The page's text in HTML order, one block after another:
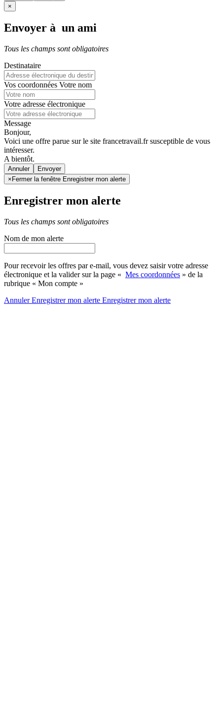
×
Envoyer à un ami
Tous les champs sont obligatoires
Destinataire
Vos coordonnées Votre nom
Votre adresse électronique
Message
Bonjour,
Voici une offre parue sur le site francetravail.fr susceptible de vous
intéresser.
A bientôt.
Annuler
× Fermer la fenêtre Enregistrer mon alerte
Enregistrer mon alerte
Tous les champs sont obligatoires
Nom de mon alerte
Pour recevoir les offres par e-mail, vous devez saisir votre adresse
électronique et la valider sur la page « Mes coordonnées » de la
rubrique « Mon compte »
AnnulerEnregistrer mon alerte Enregistrermon alerte